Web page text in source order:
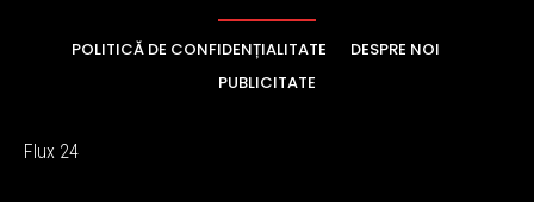
POLITICĂ DE CONFIDENȚIALITATE
DESPRE NOI
PUBLICITATE
Flux 24